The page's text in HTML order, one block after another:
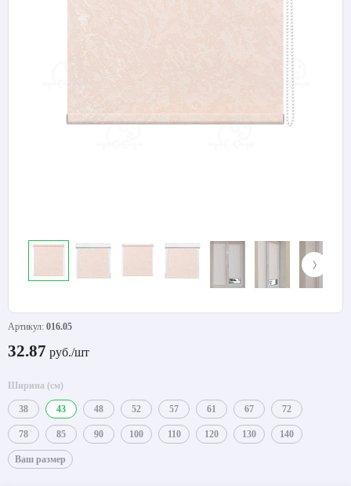
Артикул: 016.05
32.87 руб./шт
Ширина (см)
38 43 48 52 57 61 67 72
78 85 90 100 110 120 130 140
Ваш размер